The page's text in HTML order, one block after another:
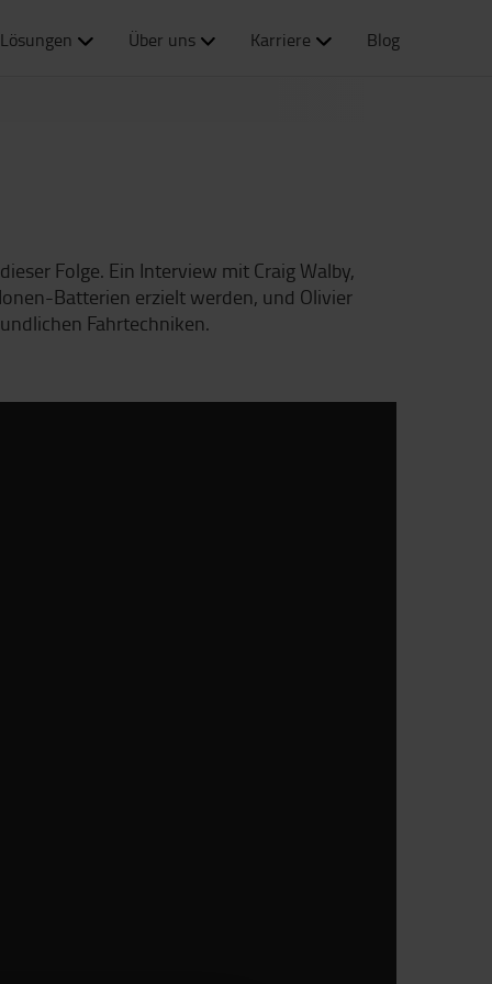
Lösungen Über uns Karriere Blog
Folge. Ein Interview mit Craig Walby,
Batterien erzielt werden, und Olivier
Fahrtechniken.